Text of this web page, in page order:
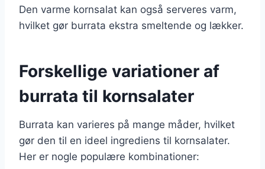
Den varme kornsalat kan også serveres varm,
hvilket gør burrata ekstra smeltende og lækker.
Forskellige variationer af
burrata til kornsalater
Burrata kan varieres på mange måder, hvilket
gør den til en ideel ingrediens til kornsalater.
Her er nogle populære kombinationer: